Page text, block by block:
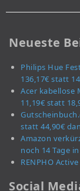
Neueste
Philips Hue
136,17€ statt
Acer kabellose
11,19€ statt
statt 44,90€
Amazon
noch 14 Tage
RENPHO
Social